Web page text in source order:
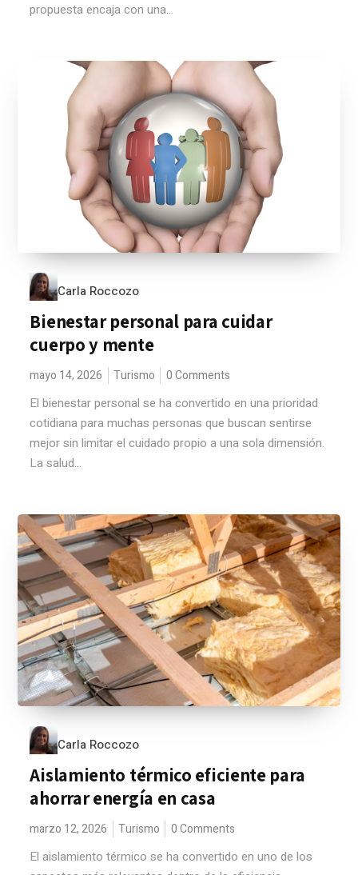
propuesta encaja con una...
Carla Roccozo
Bienestar personal para cuidar
cuerpo y mente
mayo 14, 2026 Turismo 0 Comments
El bienestar personal se ha convertido en una prioridad
cotidiana para muchas personas que buscan sentirse
mejor sin limitar el cuidado propio a una sola dimensión.
La salud...
Carla Roccozo
Aislamiento térmico eficiente para
ahorrar energía en casa
marzo 12, 2026 Turismo 0 Comments
El aislamiento térmico se ha convertido en uno de los